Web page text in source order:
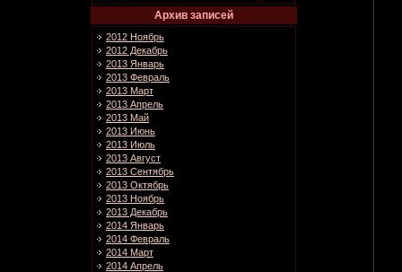
Архив записей
2012 Ноябрь
2012 Декабрь
2013 Январь
2013 Февраль
2013 Март
2013 Апрель
2013 Май
2013 Июнь
2013 Июль
2013 Август
2013 Сентябрь
2013 Октябрь
2013 Ноябрь
2013 Декабрь
2014 Январь
2014 Февраль
2014 Март
2014 Апрель